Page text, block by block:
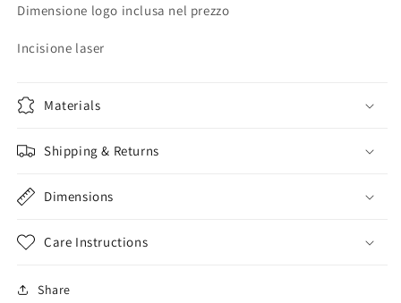
Dimensione logo inclusa nel prezzo
Incisione laser
Materials
Shipping & Returns
Dimensions
Care Instructions
Share